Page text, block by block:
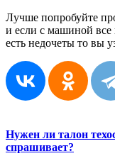
Лучше попробуйте
и если с машиной все
есть недочеты то вы
Нужен ли талон
спрашивает?